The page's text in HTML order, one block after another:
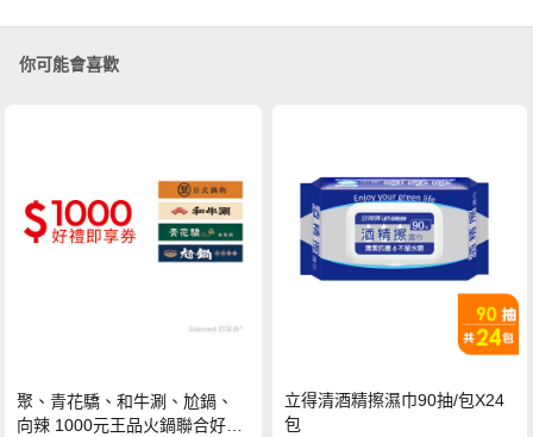
你可能會喜歡
聚、青花驕、和牛涮、尬鍋、
向辣 1000元王品火鍋聯合好禮
立得清酒精擦濕巾90抽/包X24
包